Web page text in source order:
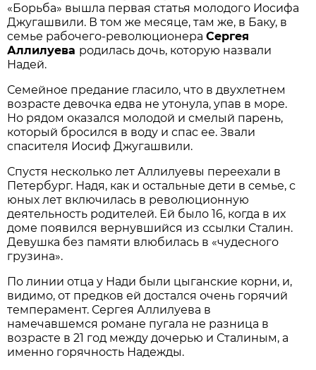
«Борьба» вышла первая статья молодого Иосифа
Джугашвили. В том же месяце, там же, в Баку, в
семье рабочего-революционераСергея
Аллилуева родилась дочь, которую назвали
Надей.
Семейное предание гласило, что в двухлетнем
возрасте девочка едва не утонула, упав в море.
Но рядом оказался молодой и смелый парень,
который бросился в воду и спас ее. Звали
спасителя Иосиф Джугашвили.
Спустя несколько лет Аллилуевы переехали в
Петербург. Надя, как и остальные дети в семье, с
юных лет включилась в революционную
деятельность родителей. Ей было 16, когда в их
доме появился вернувшийся из ссылки Сталин.
Девушка без памяти влюбилась в «чудесного
грузина».
По линии отца у Нади были цыганские корни, и,
видимо, от предков ей достался очень горячий
темперамент. Сергея Аллилуева в
намечавшемся романе пугала не разница в
возрасте в 21 год между дочерью и Сталиным, а
именно горячность Надежды.